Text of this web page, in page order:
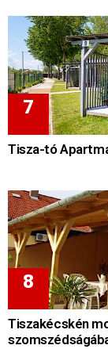
Tisza-tó
Tiszakécskén